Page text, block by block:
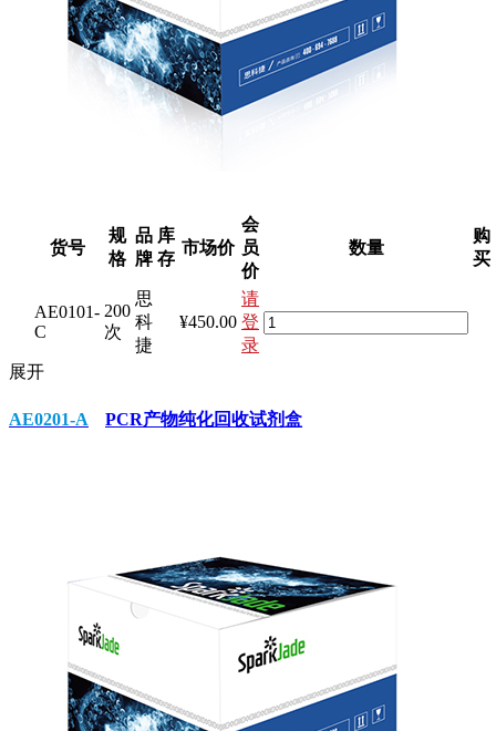
货号
规
格
品
牌
库
存
市场价
会
员
价
数量
购
买
AE0101-
C
200
次
思
科
捷
¥450.00
请
登
录
展开
AE0201-A PCR产物纯化回收试剂盒